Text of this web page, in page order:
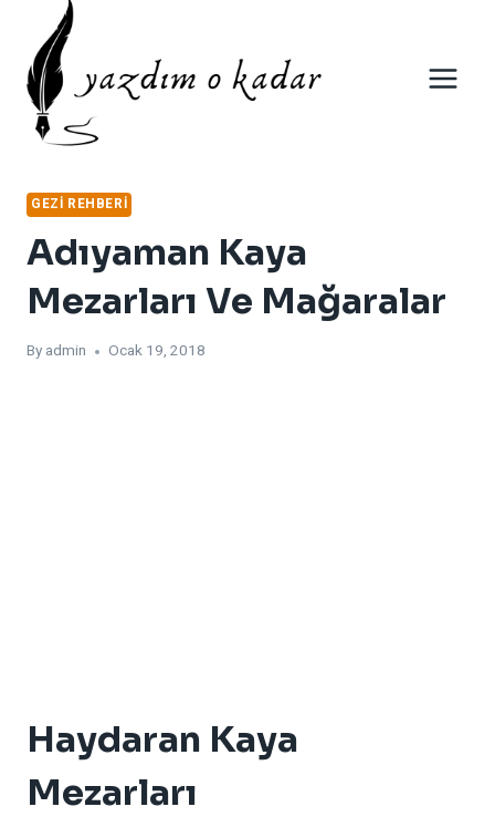
content
GEZI REHBERI
Adıyaman Kaya
Mezarları Ve Mağaralar
By admin Ocak 19, 2018
Haydaran Kaya
Mezarları